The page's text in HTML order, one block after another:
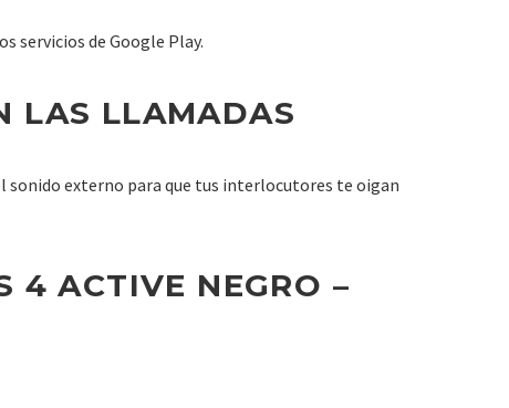
servicios de Google Play.
LAS LLAMADAS
sonido externo para que tus interlocutores te oigan
4 ACTIVE NEGRO –